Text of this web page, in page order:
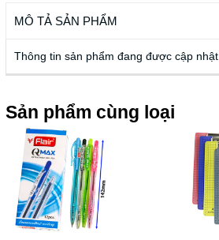
MÔ TẢ SẢN PHẨM
Thông tin sản phẩm đang được cập nhật
Sản phẩm cùng loại